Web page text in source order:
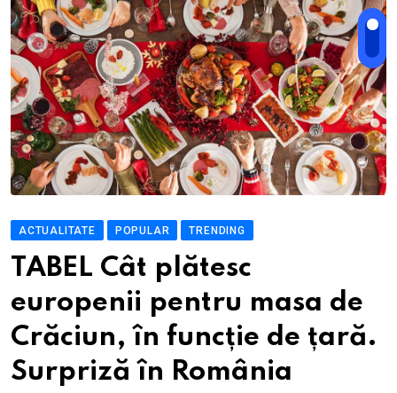
ACTUALITATE POPULAR TRENDING
TABEL Cât plătesc
europenii pentru masa de
Crăciun, în funcție de țară.
Surpriză în România